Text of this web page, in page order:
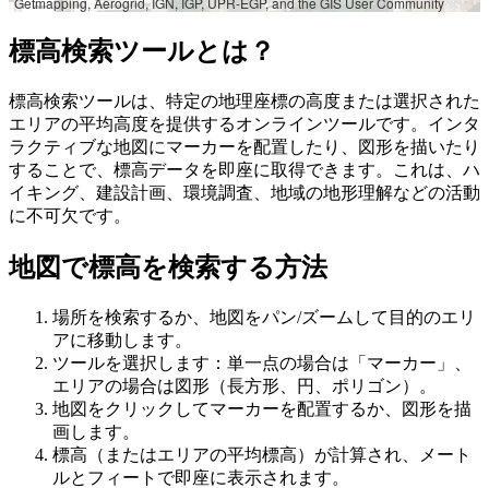
−
標高検索ツールとは？
標高検索ツールは、特定の地理座標の高度または選択された
エリアの平均高度を提供するオンラインツールです。インタ
ラクティブな地図にマーカーを配置したり、図形を描いたり
することで、標高データを即座に取得できます。これは、ハ
イキング、建設計画、環境調査、地域の地形理解などの活動
に不可欠です。
地図で標高を検索する方法
場所を検索するか、地図をパン/ズームして目的のエリ
アに移動します。
ツールを選択します：単一点の場合は「マーカー」、
エリアの場合は図形（長方形、円、ポリゴン）。
地図をクリックしてマーカーを配置するか、図形を描
画します。
標高（またはエリアの平均標高）が計算され、メート
ルとフィートで即座に表示されます。